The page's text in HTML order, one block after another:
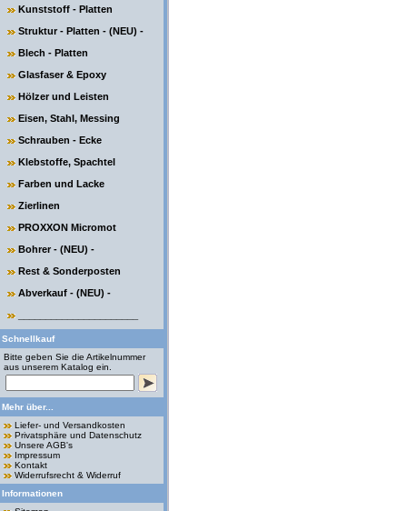
Kunststoff - Platten
Struktur - Platten - (NEU) -
Blech - Platten
Glasfaser & Epoxy
Hölzer und Leisten
Eisen, Stahl, Messing
Schrauben - Ecke
Klebstoffe, Spachtel
Farben und Lacke
Zierlinen
PROXXON Micromot
Bohrer - (NEU) -
Rest & Sonderposten
Abverkauf - (NEU) -
Schnellkauf
Bitte geben Sie die Artikelnummer
aus unserem Katalog ein.
Mehr über...
Liefer- und Versandkosten
Privatsphäre und Datenschutz
Unsere AGB's
Impressum
Kontakt
Widerrufsrecht & Widerruf
Informationen